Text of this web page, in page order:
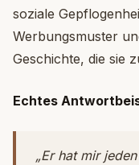
soziale
Werbungsmuster
Geschichte, die sie
Echtes
„Er hat mir